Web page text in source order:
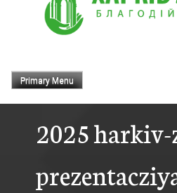
Primary Menu
2025